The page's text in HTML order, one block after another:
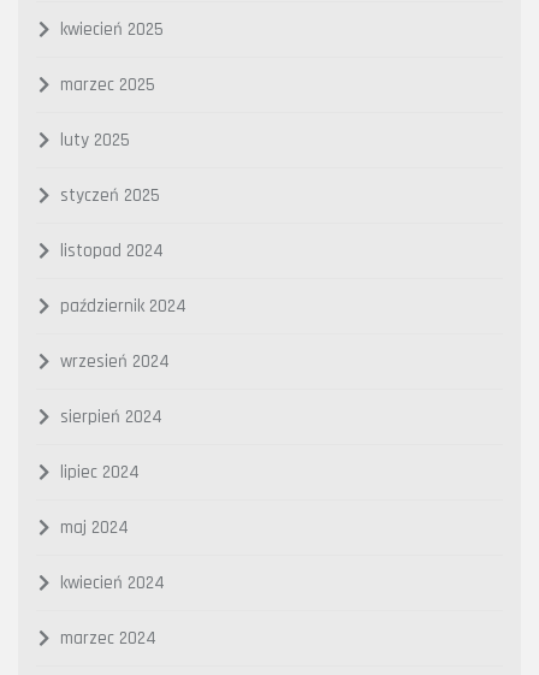
kwiecień 2025
marzec 2025
luty 2025
styczeń 2025
listopad 2024
październik 2024
wrzesień 2024
sierpień 2024
lipiec 2024
maj 2024
kwiecień 2024
marzec 2024